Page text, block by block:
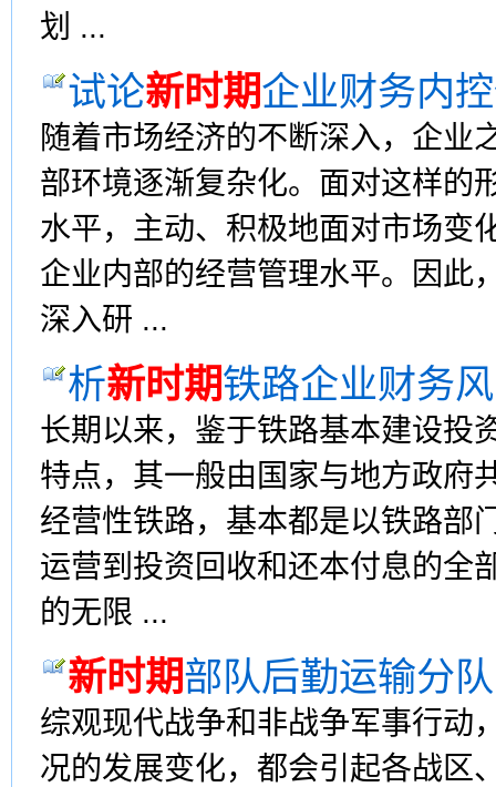
划 ...
试论新时期企业财务内
随着市场经济的不断深入，企业
部环境逐渐复杂化。面对这样的
水平，主动、积极地面对市场变
企业内部的经营管理水平。因此
深入研 ...
析新时期铁路企业财务
长期以来，鉴于铁路基本建设投
特点，其一般由国家与地方政府
经营性铁路，基本都是以铁路部
运营到投资回收和还本付息的全
的无限 ...
新时期部队后勤运输分
综观现代战争和非战争军事行动
况的发展变化，都会引起各战区